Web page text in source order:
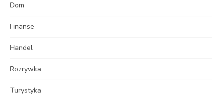
Dom
Finanse
Handel
Rozrywka
Turystyka